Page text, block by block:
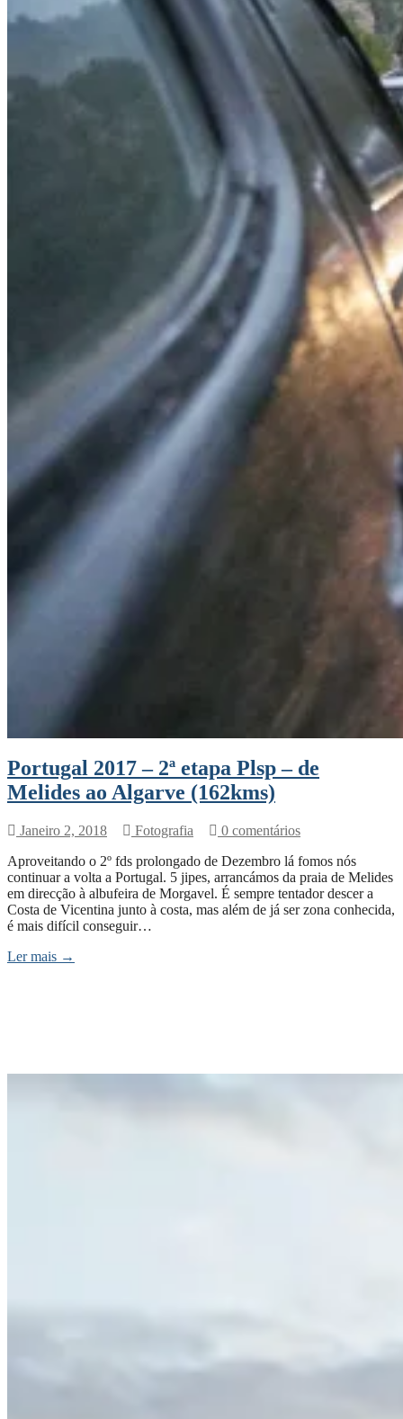
Portugal 2017 – 2ª etapa Plsp – de
Melides ao Algarve (162kms)
Janeiro 2, 2018 Fotografia
0 comentários
Aproveitando o 2º fds prolongado de Dezembro lá fomos nós
continuar a volta a Portugal. 5 jipes, arrancámos da praia de Melides
em direcção à albufeira de Morgavel. É sempre tentador descer a
Costa de Vicentina junto à costa, mas além de já ser zona conhecida,
é mais difícil conseguir…
Ler mais →